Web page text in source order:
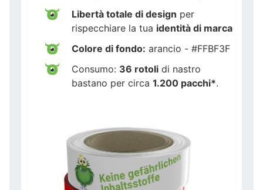
Libertà totale di design per
rispecchiare la tua identità di marca
Colore di fondo: arancio - #FFBF3F
Consumo: 36 rotoli di nastro
bastano per circa 1.200 pacchi*.